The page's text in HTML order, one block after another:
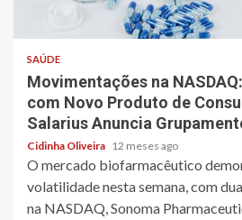
SAÚDE
Movimentações na
com Novo Produto de
Salarius Anuncia
Cidinha Oliveira 12 meses ago
O mercado biofarmacêutico
volatilidade nesta semana, com
na NASDAQ, Sonoma